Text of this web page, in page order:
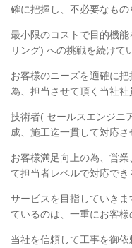
確に把握し、不必要なもの
最小限のコストで目的機
リング) への挑戦を続けて
お客様のニーズを適確に
為、担当させて頂く当社社
技術者( セールスエンジニ
成、施工迄一貫して対応さ
お客様満足向上の為、営
て担当者レベルで対応で
サービスを目指していき
ているのは、一重にお客様
当社を信頼して工事を御